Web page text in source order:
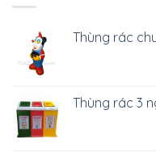
Thùng rác
Thùng rác 3